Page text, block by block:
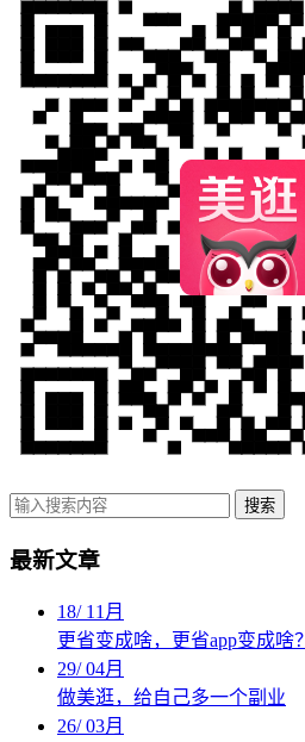
搜索
最新文章
18/ 11月
更省变成啥，更省app变成啥？
29/04月
做美逛，给自己多一个副业
26/03月